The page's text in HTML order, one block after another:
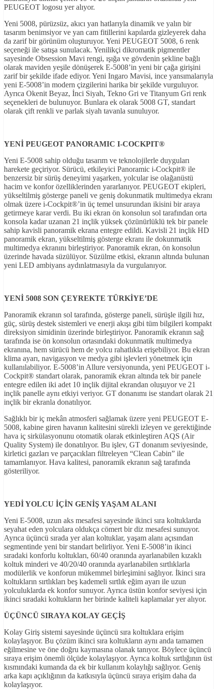
PEUGEOT logosu yer alıyor.
Yeni 5008, pürüzsüz, akıcı yan hatlarıyla dinamik ve yalın bir
tasarım benimsiyor ve yan cam fitillerini kapılarda gizleyerek daha
da zarif bir görünüm oluşturuyor. Yeni PEUGEOT 5008, 6 renk
seçeneği ile satışa sunulacak. Yenilikçi dikromatik pigmentler
sayesinde Obsession Mavi rengi, ışığa ve gövdenin şekline bağlı
olarak maviden yeşile dönüşerek E-5008’in yeni bir çağa girişini
zarif bir şekilde ifade ediyor. Yeni Ingaro Mavisi, ince yansımalarıyla
yeni E-5008’in modern çizgilerini harika bir şekilde vurguluyor.
Ayrıca Okenit Beyaz, İnci Siyah, Tekno Gri ve Titanyum Gri renk
seçenekleri de bulunuyor. Bunlara ek olarak 5008 GT, standart
olarak çift renkli ve parlak siyah tavanla sunuluyor.
YENİ PEUGEOT PANORAMIC I-COCKPIT®
Yeni E-5008 sahip olduğu tasarım ve teknolojilerle duyguları
harekete geçiriyor. Sürücü, etkileyici Panoramic i-Cockpit® ile
benzersiz bir sürüş deneyimi yaşarken, yolcular ise olağanüstü
hacim ve konfor özelliklerinden yararlanıyor. PEUGEOT ekipleri,
yükseltilmiş gösterge paneli ve geniş dokunmatik multimedya ekranı
olmak üzere i-Cockpit®’in üç temel unsurundan ikisini bir araya
getirmeye karar verdi. Bu iki ekran ön konsolun sol tarafından orta
konsola kadar uzanan 21 inçlik yüksek çözünürlüklü tek bir panele
sahip kavisli panoramik ekrana entegre edildi. Kavisli 21 inçlik HD
panoramik ekran, yükseltilmiş gösterge ekranı ile dokunmatik
multimedya ekranını birleştiriyor. Panoramik ekran, ön konsolun
üzerinde havada süzülüyor. Süzülme etkisi, ekranın altında bulunan
yeni LED ambiyans aydınlatmasıyla da vurgulanıyor.
YENİ 5008 SON ÇEYREKTE TÜRKİYE’DE
Panoramik ekranın sol tarafında, gösterge paneli, sürüşle ilgili hız,
güç, sürüş destek sistemleri ve enerji akışı gibi tüm bilgileri kompakt
direksiyon simidinin üzerinde birleştiriyor. Panoramik ekranın sağ
tarafında ise ön konsolun ortasındaki dokunmatik multimedya
ekranına, hem sürücü hem de yolcu rahatlıkla erişebiliyor. Bu ekran
klima ayarı, navigasyon ve medya gibi işlevleri yönetmek için
kullanılabiliyor. E-5008’in Allure versiyonunda, yeni PEUGEOT i-
Cockpit® standart olarak, panoramik ekran altında tek bir panele
entegre edilen iki adet 10 inçlik dijital ekrandan oluşuyor ve 21
inçlik panelle aynı etkiyi veriyor. GT donanımı ise standart olarak 21
inçlik bir ekranla donatılıyor.
Sağlıklı bir iç mekân atmosferi sağlamak üzere yeni PEUGEOT E-
5008, kabine giren havanın kalitesini sürekli izleyen ve gerektiğinde
hava iç sirkülasyonunu otomatik olarak etkinleştiren AQS (Air
Quality System) ile donatılıyor. Bu işlev, GT donanım seviyesinde,
kirletici gazları ve parçacıkları filtreleyen “Clean Cabin” ile
tamamlanıyor. Hava kalitesi, panoramik ekranın sağ tarafında
gösteriliyor.
YEDİ YOLCU İÇİN GENİŞ YAŞAM ALANI
Yeni E-5008, uzun aks mesafesi sayesinde ikinci sıra koltuklarda
seyahat eden yolculara oldukça cömert bir diz mesafesi sunuyor.
Ayrıca üçüncü sırada yer alan koltuklar, yaşam alanı açısından
segmentinde yeni bir standart belirliyor. Yeni E-5008’in ikinci
sıradaki konforlu koltukları, 60/40 oranında ayarlanabilen kızaklı
koltuk minderi ve 40/20/40 oranında ayarlanabilen sırtlıklarla
modülerlik ve konforun mükemmel birleşimini sağlıyor. İkinci sıra
koltukların sırtlıkları beş kademeli sırtlık eğim ayarı ile uzun
yolculuklarda ek konfor sunuyor. Ayrıca üstün konfor seviyesi için
ikinci sıradaki koltukların her birinde kaliteli kaplamalar yer alıyor.
ÜÇÜNCÜ SIRAYA KOLAY GEÇİŞ
Kolay Giriş sistemi sayesinde üçüncü sıra koltuklara erişim
kolaylaşıyor. Bu çözüm ikinci sıra koltukların aynı anda tamamen
eğilmesine ve öne doğru kaymasına olanak tanıyor. Böylece üçüncü
sıraya erişim önemli ölçüde kolaylaşıyor. Ayrıca koltuk sırtlığının üst
kısmındaki kumanda da ek bir kullanım kolaylığı sağlıyor. Geniş
arka kapı açıklığının da katkısıyla üçüncü sıraya erişim daha da
kolaylaşıyor.